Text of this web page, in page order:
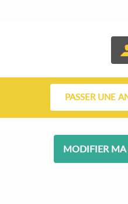
PASSER UNE
MODIFIER MA